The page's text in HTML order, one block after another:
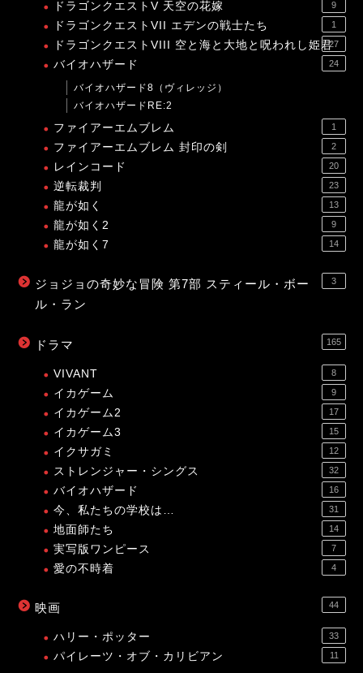
ドラゴンクエストV 天空の花嫁 9
ドラゴンクエストVII エデンの戦士たち 1
ドラゴンクエストVIII 空と海と大地と呪われし姫君27
バイオハザード 24
バイオハザード8（ヴィレッジ）
バイオハザードRE:2
ファイアーエムブレム 1
ファイアーエムブレム 封印の剣 2
レインコード 20
逆転裁判 23
龍が如く 13
龍が如く2 9
龍が如く7 14
ジョジョの奇妙な冒険 第7部 スティール・ボー
ル・ラン
3
ドラマ 165
VIVANT 8
イカゲーム 9
イカゲーム2 17
イカゲーム3 15
イクサガミ 12
ストレンジャー・シングス 32
バイオハザード 16
今、私たちの学校は… 31
地面師たち 14
実写版ワンピース 7
愛の不時着 4
映画 44
ハリー・ポッター 33
パイレーツ・オブ・カリビアン 11